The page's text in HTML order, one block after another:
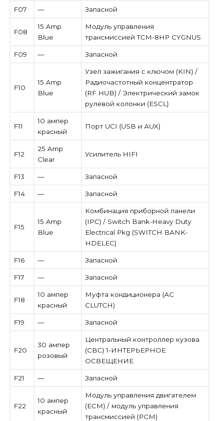
F07 — Запасной
F08
15 Amp
Blue
Модуль управления
трансмиссией TCM-8HP CYGNUS
F09 — Запасной
F10
15 Amp
Blue
Узел зажигания с ключом (KIN) /
Радиочастотный концентратор
(RF HUB) / Электрический замок
рулевой колонки (ESCL)
F11
10 ампер
красный
Порт UCI (USB и AUX)
F12
25 Amp
Clear
Усилитель HIFI
F13 — Запасной
F14 — Запасной
F15
15 Amp
Blue
Комбинация приборной панели
(IPC) / Switch Bank-Heavy Duty
Electrical Pkg (SWITCH BANK-
HDELEC)
F16 — Запасной
F17 — Запасной
F18
10 ампер
красный
Муфта кондиционера (AC
CLUTCH)
F19 — Запасной
F20
30 ампер
розовый
Центральный контроллер кузова
(CBC) 1-ИНТЕРЬЕРНОЕ
ОСВЕЩЕНИЕ
F21 — Запасной
F22
10 ампер
красный
Модуль управления двигателем
(ECM) / модуль управления
трансмиссией (PCM)